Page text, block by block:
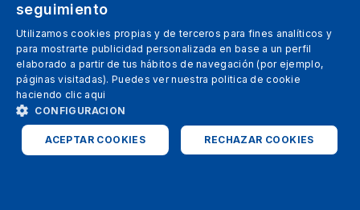
SPANISH
ITALIAN
ENGLISH
seguimiento
Utilizamos cookies propias y de terceros para fines analíticos y
para mostrarte publicidad personalizada en base a un perfil
elaborado a partir de tus hábitos de navegación (por ejemplo,
páginas visitadas). Puedes ver nuestra politica de cookie
haciendo clic aqui
CONFIGURACION
ACEPTAR COOKIES RECHAZAR COOKIES